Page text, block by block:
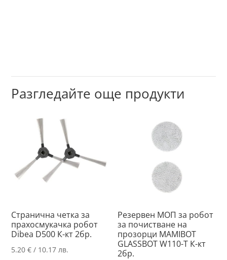
Разгледайте още продукти
Странична четка за
прахосмукачка робот
Dibea D500 К-кт 2бр.
5.20€ / 10.17 лв.
Резервен МОП за робот
за почистване на
прозорци MAMIBOT
GLASSBOT W110-T К-кт
2бр.